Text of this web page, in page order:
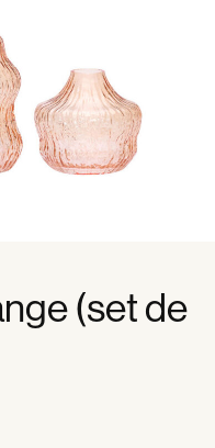
(set de